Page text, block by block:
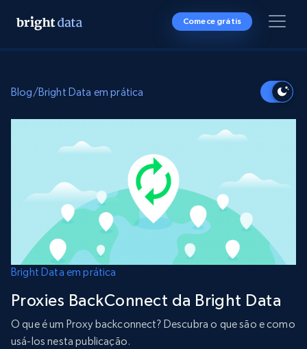
Comece grátis
Blog/Bright Data em prática
Bright Data em prática
Proxies BackConnect da Bright Data
O que é um Proxy backconnect? Descubra o que são e como
usá-los nesta publicação.